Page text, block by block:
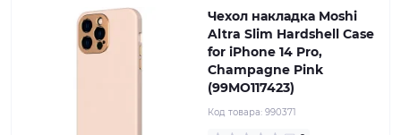
Чехол накладка Moshi
Altra Slim Hardshell Case
for iPhone 14 Pro,
Champagne Pink
(99MO117423)
Код товара: 990371